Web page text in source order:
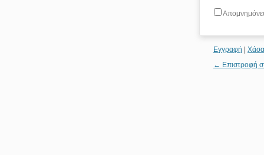
Εγγραφή
← Επιστροφή